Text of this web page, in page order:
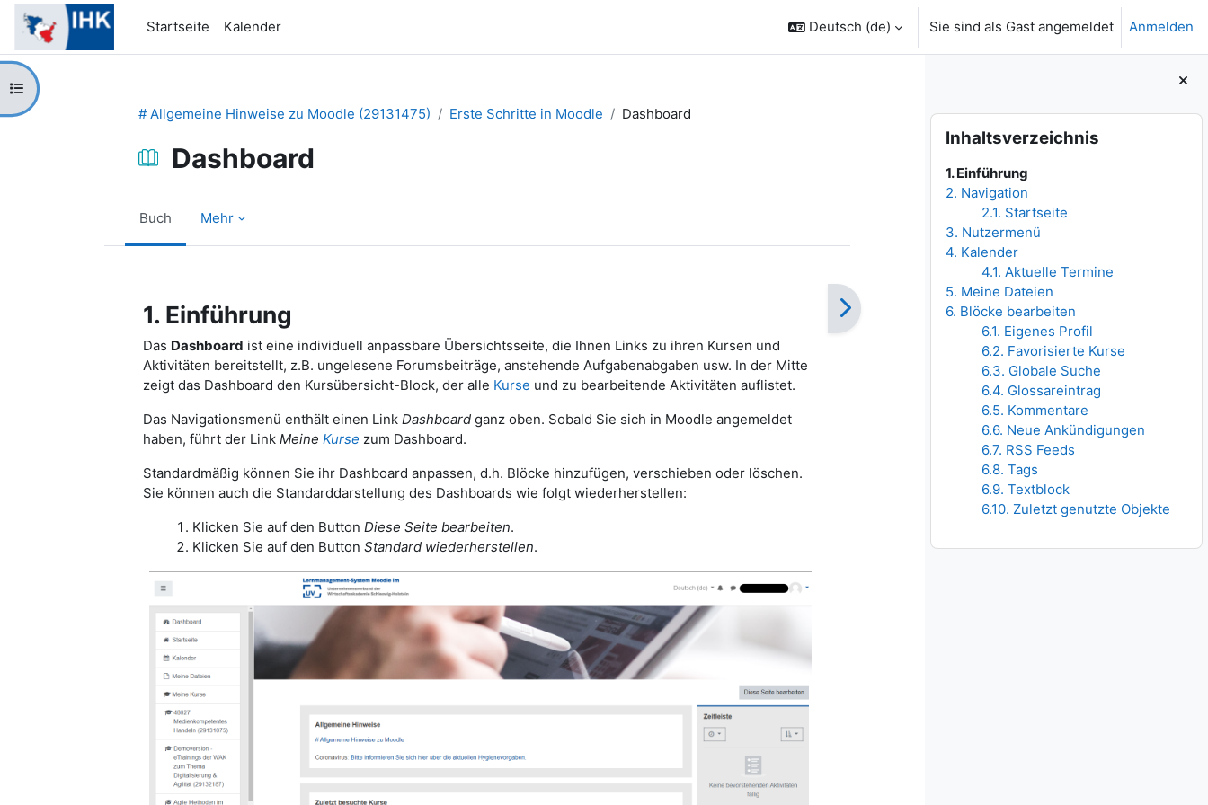
Zum Hauptinhalt
Startseite
Kalender Deutsch ‎(de)‎ Sie sind als Gast angemeldet Anmelden
Blöcke
Inhaltsverzeichnis überspringen
Inhaltsverzeichnis
1. Einführung
2. Navigation
2.1. Startseite
3. Nutzermenü
4. Kalender
4.1. Aktuelle Termine
5. Meine Dateien
6. Blöcke bearbeiten
6.1. Eigenes Profil
6.2. Favorisierte Kurse
6.3. Globale Suche
6.4. Glossareintrag
6.5. Kommentare
6.6. Neue Ankündigungen
6.7. RSS Feeds
6.8. Tags
6.9. Textblock
6.10. Zuletzt genutzte Objekte
Kursindex öffnen
# Allgemeine Hinweise zu Moodle (29131475)
Erste Schritte in Moodle Dashboard
Dashboard
Buch Mehr
1. Einführung
Das Dashboard ist eine individuell anpassbare Übersichtsseite, die Ihnen Links zu ihren Kursen und
Aktivitäten bereitstellt, z.B. ungelesene Forumsbeiträge, anstehende Aufgabenabgaben usw. In der Mitte
zeigt das Dashboard den Kursübersicht-Block, der alle Kurse und zu bearbeitende Aktivitäten auflistet.
Das Navigationsmenü enthält einen Link Dashboardganz oben. Sobald Sie sich in Moodle angemeldet
haben, führt der Link Meine Kurse zum Dashboard.
Standardmäßig können Sie ihr Dashboard anpassen, d.h. Blöcke hinzufügen, verschieben oder löschen.
Sie können auch die Standarddarstellung des Dashboards wie folgt wiederherstellen:
Klicken Sie auf den Button Diese Seite bearbeiten.
Klicken Sie auf den Button Standard wiederherstellen.